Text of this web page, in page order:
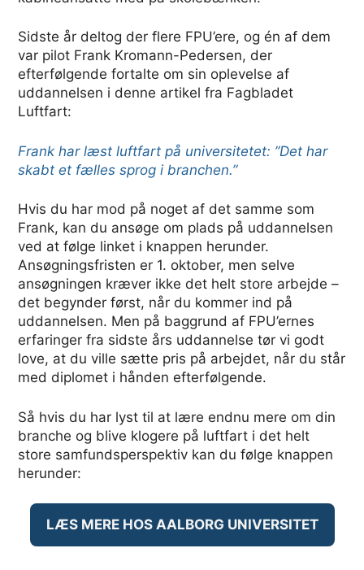
Sidste år deltog der flere FPU’ere, og én af dem
var pilot Frank Kromann-Pedersen, der
efterfølgende fortalte om sin oplevelse af
uddannelsen i denne artikel fra Fagbladet
Luftfart:
Frank har læst luftfart på universitetet: ”Det har
skabt et fælles sprog i branchen.”
Hvis du har mod på noget af det samme som
Frank, kan du ansøge om plads på uddannelsen
ved at følge linket i knappen herunder.
Ansøgningsfristen er 1. oktober, men selve
ansøgningen kræver ikke det helt store arbejde –
det begynder først, når du kommer ind på
uddannelsen. Men på baggrund af FPU’ernes
erfaringer fra sidste års uddannelse tør vi godt
love, at du ville sætte pris på arbejdet, når du står
med diplomet i hånden efterfølgende.
Så hvis du har lyst til at lære endnu mere om din
branche og blive klogere på luftfart i det helt
store samfundsperspektiv kan du følge knappen
herunder:
LÆS MERE HOS AALBORG UNIVERSITET